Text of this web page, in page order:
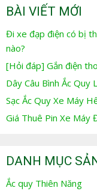
BÀI VIẾT MỚI
Đi xe đạp điện có bị
nào?
[Hỏi đáp] Gắn điện
Dây Câu Bình Ắc Quy
Sạc Ắc Quy Xe Máy
Giá Thuê Pin Xe Máy
DANH MỤC
Ắc quy Thiên Năng